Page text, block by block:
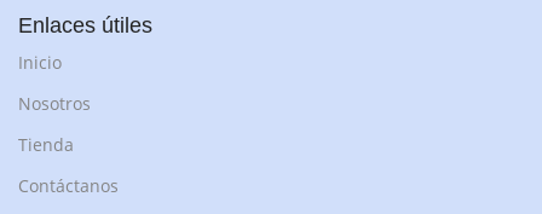
Enlaces útiles
Inicio
Nosotros
Tienda
Contáctanos